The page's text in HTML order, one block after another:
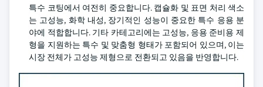
특수 코팅에서 여전히 중요합니다. 캡슐화 및 표면 처리 색소
는 고성능, 화학 내성, 장기적인 성능이 중요한 특수 응용 분
야에 적합합니다. 기타 카테고리에는 고성능, 응용 준비용 제
형을 지원하는 특수 및 맞춤형 형태가 포함되어 있으며, 이는
시장 전체가 고성능 제형으로 전환되고 있음을 반영합니다.